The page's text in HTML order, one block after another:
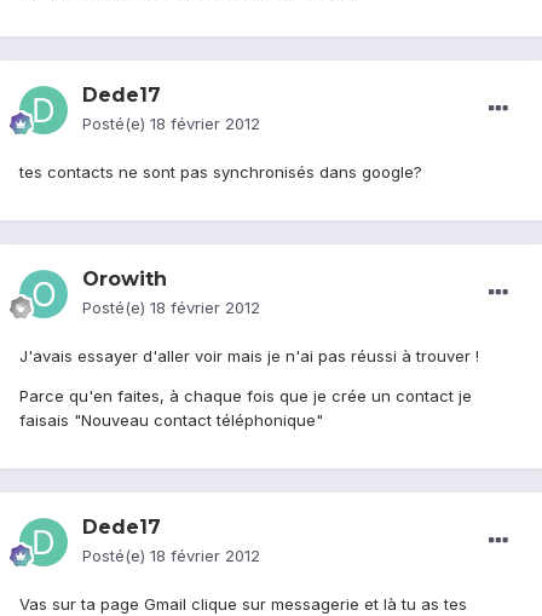
Dede17
Posté(e) 18 février 2012
tes contacts ne sont pas synchronisés dans google?
Orowith
Posté(e) 18 février 2012
J'avais essayer d'aller voir mais je n'ai pas réussi à trouver !
Parce qu'en faites, à chaque fois que je crée un contact je
faisais "Nouveau contact téléphonique"
Dede17
Posté(e) 18 février 2012
Vas sur ta page Gmail clique sur messagerie et là tu as tes